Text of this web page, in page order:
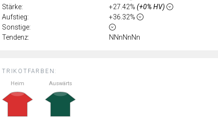
TRIKOTFARBEN:
Heim Auswärts
Stärke:
+27.42% (+0% HV)
Aufstieg:
+36.32%
Sonstige:
Tendenz:
NNnNnNn